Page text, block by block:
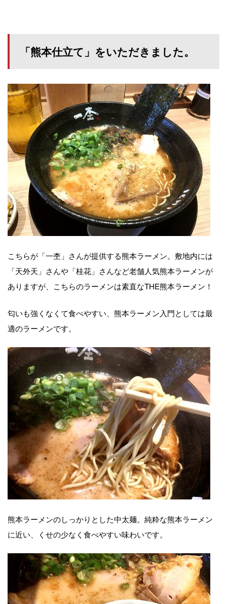
「熊本仕立て」をいただきました。
こちらが「一杢」さんが提供する熊本ラーメン。敷地内には
「天外天」さんや「桂花」さんなど老舗人気熊本ラーメンが
ありますが、こちらのラーメンは素直なTHE熊本ラーメン！
匂いも強くなくて食べやすい、熊本ラーメン入門としては最
適のラーメンです。
熊本ラーメンのしっかりとした中太麺。純粋な熊本ラーメン
に近い、くせの少なく食べやすい味わいです。